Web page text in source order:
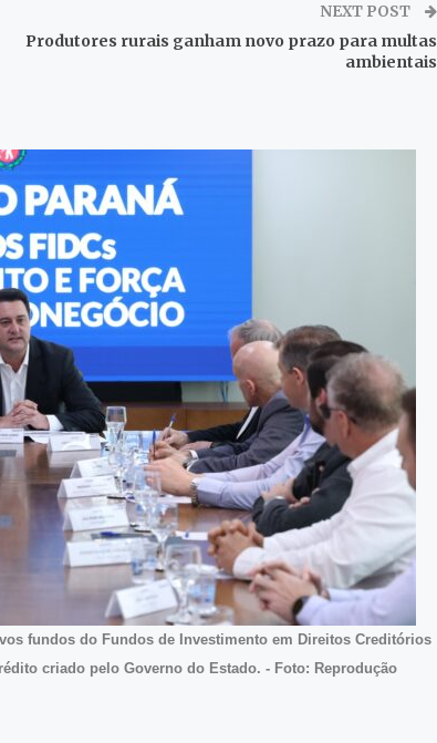
NEXT POST
Produtores rurais ganham novo prazo para multas
ambientais
fundos do Fundos de Investimento em Direitos Creditórios
criado pelo Governo do Estado. - Foto: Reprodução